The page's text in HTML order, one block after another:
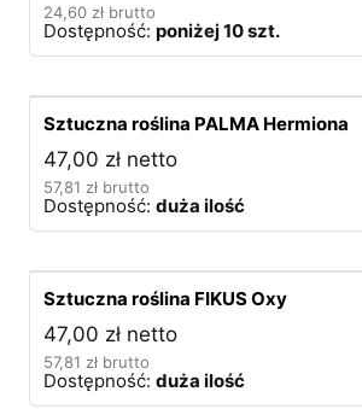
24,60 zł brutto
Dostępność: poniżej 10 szt.
Sztuczna roślina PALMA Hermiona
47,00 zł netto
57,81 zł brutto
Dostępność: duża ilość
Sztuczna roślina FIKUS Oxy
47,00 zł netto
57,81 zł brutto
Dostępność: duża ilość